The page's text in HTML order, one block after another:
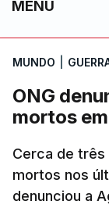
MENU
MUNDO
ONG
mortos
Cerca de
mortos nos
denunciou a